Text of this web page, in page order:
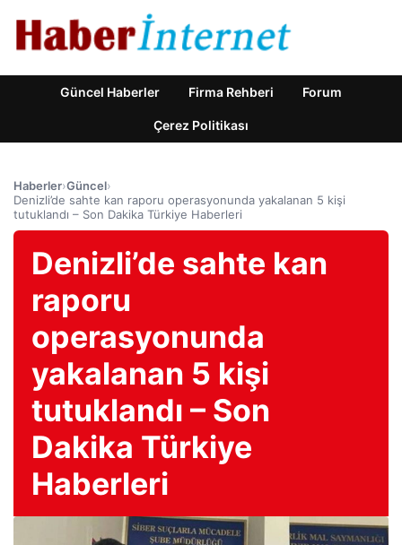
Güncel Haberler Firma Rehberi Forum
Çerez Politikası
Haberler›Güncel›
Denizli’de sahte kan raporu operasyonunda yakalanan 5 kişi
tutuklandı – Son Dakika Türkiye Haberleri
Denizli’de sahte kan
raporu
operasyonunda
yakalanan 5 kişi
tutuklandı – Son
Dakika Türkiye
Haberleri